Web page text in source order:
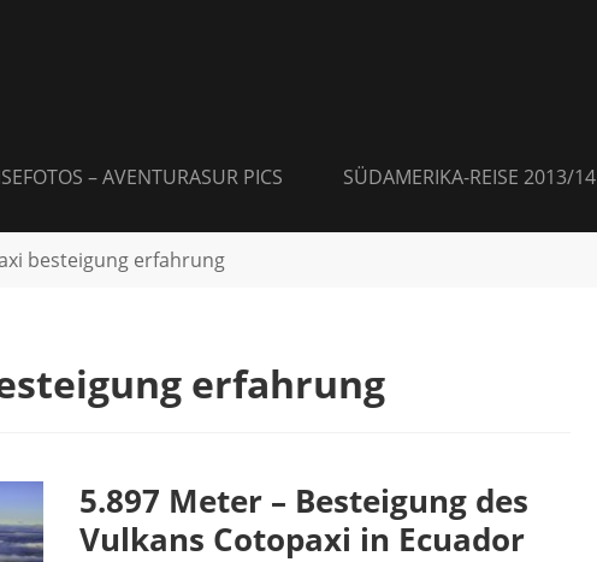
– AVENTURASUR PICS SÜDAMERIKA-REISE 2013/14
besteigung erfahrung
erfahrung
5.897 Meter – Besteigung des
Vulkans Cotopaxi in Ecuador